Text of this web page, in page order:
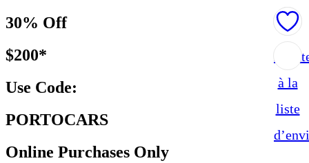
30% Off
$200*
Use Code:
PORTOCARS
Online Purchases Only
à la
liste